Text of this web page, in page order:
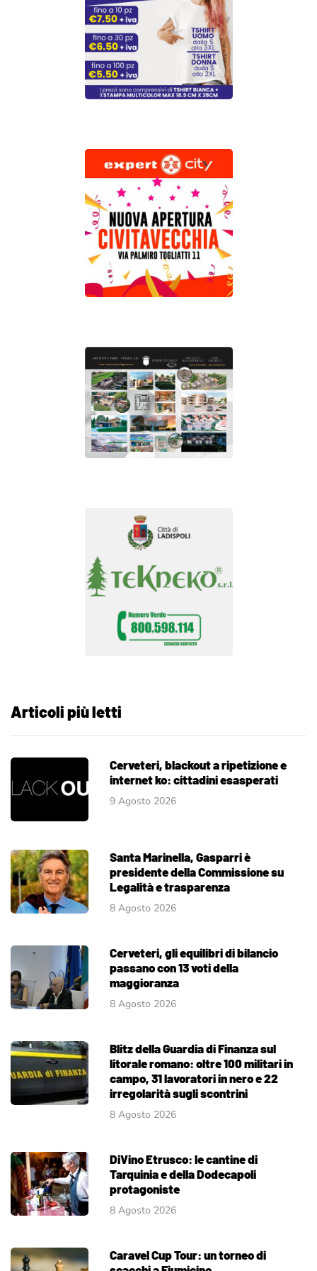
Articoli più letti
Cerveteri, blackout a ripetizione e
internet ko: cittadini esasperati
9 Agosto 2026
Santa Marinella, Gasparri è
presidente della Commissione su
Legalità e trasparenza
8 Agosto 2026
Cerveteri, gli equilibri di bilancio
passano con 13 voti della
maggioranza
8 Agosto 2026
Blitz della Guardia di Finanza sul
litorale romano: oltre 100 militari in
campo, 31 lavoratori in nero e 22
irregolarità sugli scontrini
8 Agosto 2026
DiVino Etrusco: le cantine di
Tarquinia e della Dodecapoli
protagoniste
8 Agosto 2026
Caravel Cup Tour: un torneo di